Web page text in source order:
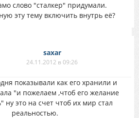
слово "сталкер" придумали.
эту тему включить внутрь её?
saxar
24.11.2012 в 09:26
показывали как его хранили и
"и пожелаем ,чтоб его желание
ну это на счет чтоб их мир стал
реальностью.